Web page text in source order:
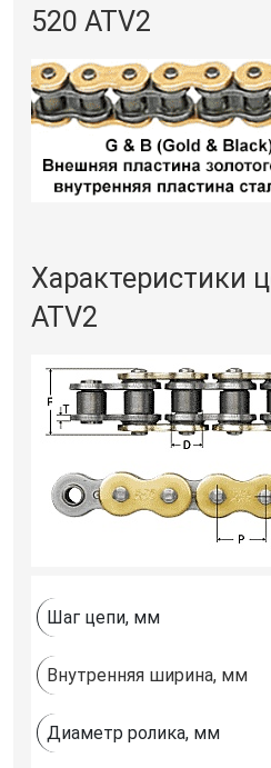
520 ATV2
Характеристики
ATV2
Шаг цепи, мм
Внутренняя ширина, мм
Диаметр ролика, мм